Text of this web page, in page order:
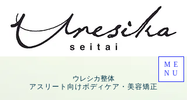
ウレシカ整体
アスリート向けボディケア・美容矯正
ME
NU